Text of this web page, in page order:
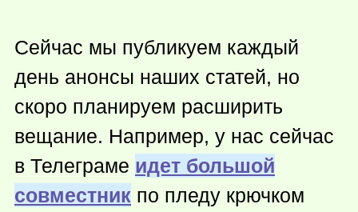
Сейчас мы публикуем каждый
день анонсы наших статей, но
скоро планируем расширить
вещание. Например, у нас сейчас
в Телеграме идет большой
совместник по пледу крючком